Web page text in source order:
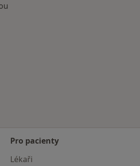
Pro pacienty
Lékaři